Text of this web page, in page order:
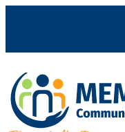
contenido